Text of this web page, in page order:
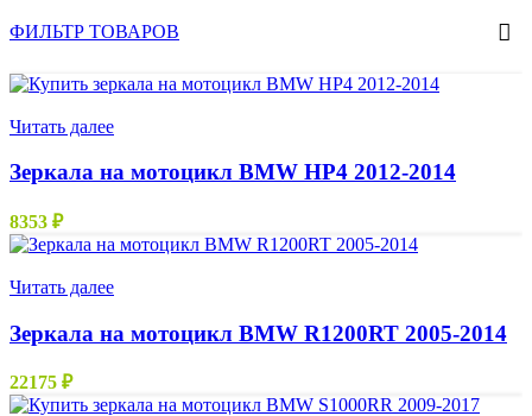
ФИЛЬТР ТОВАРОВ
Читать далее
Зеркала на мотоцикл BMW HP4 2012-2014
8353 ₽
Читать далее
Зеркала на мотоцикл BMW R1200RT 2005-2014
22175 ₽